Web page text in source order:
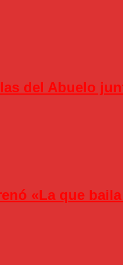
del Abuelo
«La que